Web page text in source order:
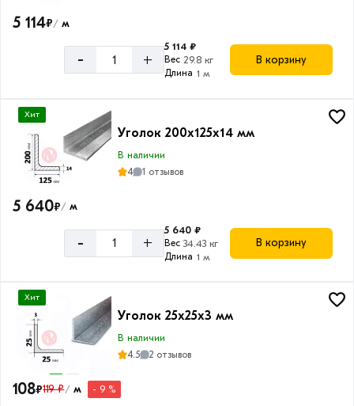
5 114₽/ м
- +
5 114 ₽
Вес 29.8 кг
Длина 1 м
В корзину
Хит
Уголок 200х125х14 мм
В наличии
4
1 отзывов
5 640₽/ м
- +
5 640 ₽
Вес 34.43 кг
Длина 1 м
В корзину
Хит
Уголок 25х25х3 мм
В наличии
4.5
2 отзывов
108₽119 ₽/ м - 9 %